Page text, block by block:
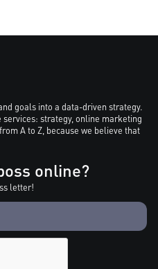
goals into a data-driven strategy.
strategy, online marketing
A to Z, because we believe that
online?
letter!